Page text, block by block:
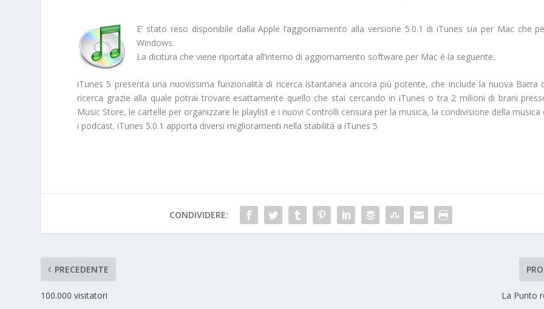
E’ stato reso disponibile dalla Apple l’aggiornamento alla versione 5.0.1 di iTunes sia per Mac che
Windows.
La dicitura che viene riportata all’interno di aggiornamento software per Mac è la seguente:
iTunes 5 presenta una nuovissima funzionalità di ricerca istantanea ancora più potente, che include la nuova Barra
ricerca grazie alla quale potrai trovare esattamente quello che stai cercando in iTunes o tra 2 milioni di brani
Music Store, le cartelle per organizzare le playlist e i nuovi Controlli censura per la musica, la condivisione della musica
i podcast. iTunes 5.0.1 apporta diversi miglioramenti nella stabilità a iTunes 5
CONDIVIDERE:
PRECEDENTE
100.000 visitatori La Punto